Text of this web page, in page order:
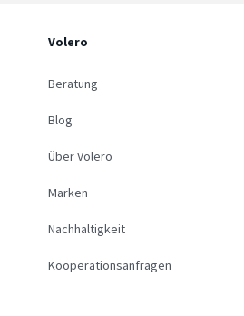
Volero
Beratung
Blog
Über Volero
Marken
Nachhaltigkeit
Kooperationsanfragen